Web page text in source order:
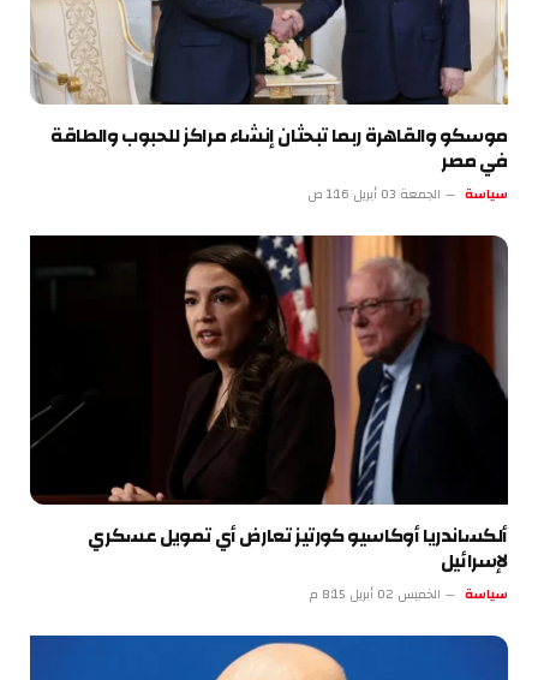
موسكو والقاهرة ربما تبحثان إنشاء مراكز للحبوب والطاقة
في مصر
سياسة الجمعة 03 أبريل 1:16 ص
ألكساندريا أوكاسيو كورتيز تعارض أي تمويل عسكري
لإسرائيل
سياسة الخميس 02 أبريل 8:15 م